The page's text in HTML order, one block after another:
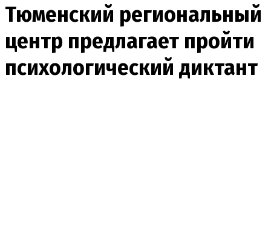
Тюменский региональный
центр предлагает пройти
психологический диктант